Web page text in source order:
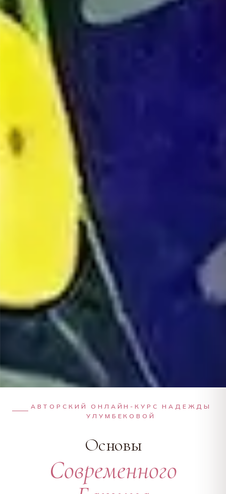
АВТОРСКИЙ ОНЛАЙН-КУРС НАДЕЖДЫ
УЛУМБЕКОВОЙ
Основы
Современного